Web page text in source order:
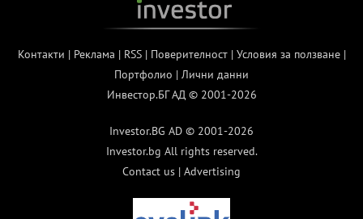
Контакти | Реклама | RSS| Поверителност| Условия за ползване|
Портфолио | Лични данни
Инвестор.БГ АД © 2001-2026
Investor.BG AD © 2001-2026
Investor.bg All rights reserved.
Contact us | Advertising